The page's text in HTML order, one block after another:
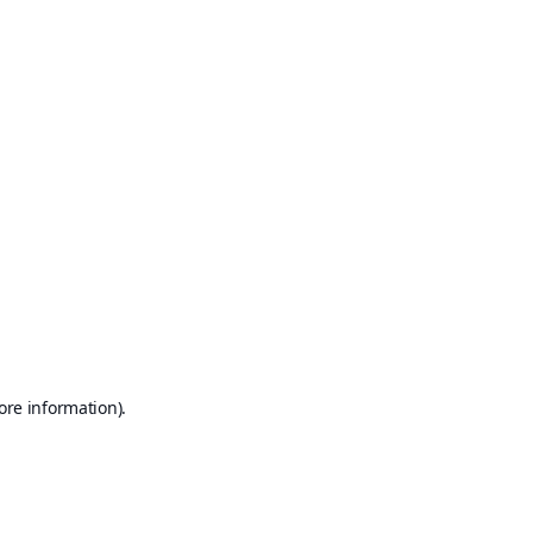
information).